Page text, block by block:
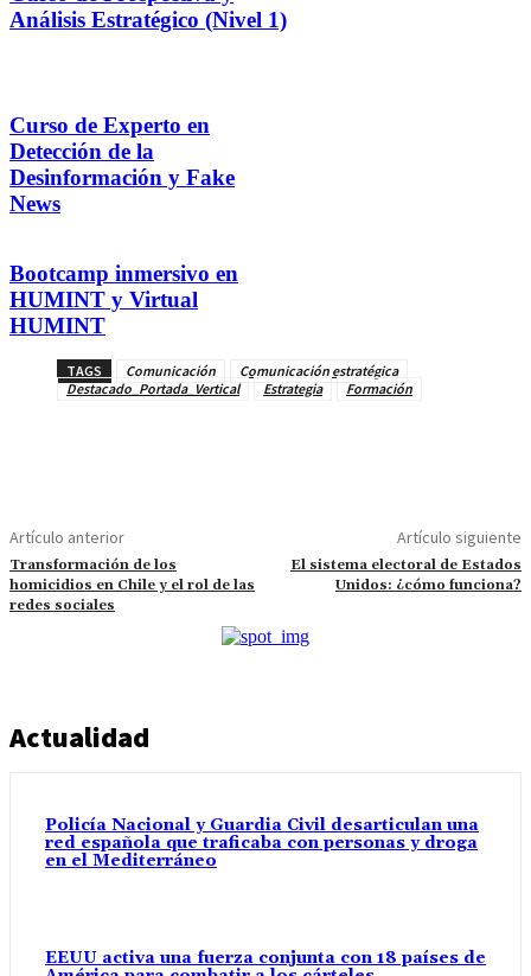
Análisis Estratégico (Nivel 1)
Curso de Experto en
Detección de la
Desinformación y Fake
News
Bootcamp inmersivo en
HUMINT y Virtual
HUMINT
TAGS Comunicación
Comunicación estratégica
Destacado_Portada_Vertical
Estrategia Formación
Artículo anterior
Transformación de los
homicidios en Chile y el rol de las
redes sociales
Artículo siguiente
El sistema electoral de Estados
Unidos: ¿cómo funciona?
Actualidad
Policía Nacional y Guardia Civil desarticulan una
red española que traficaba con personas y droga
en el Mediterráneo
EEUU activa una fuerza conjunta con 18 países de